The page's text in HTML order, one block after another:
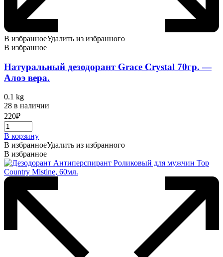
В избранноеУдалить из избранного
В избранное
Натуральный дезодорант Grace Crystal 70гр. —
Алоэ вера.
0.1 kg
28 в наличии
220₽
В корзину
В избранноеУдалить из избранного
В избранное